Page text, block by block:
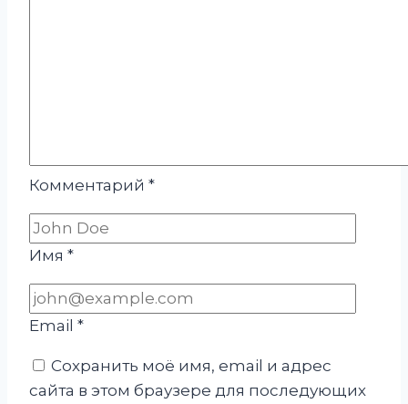
Комментарий *
Имя *
Email *
Сохранить моё имя, email и адрес
сайта в этом браузере для последующих